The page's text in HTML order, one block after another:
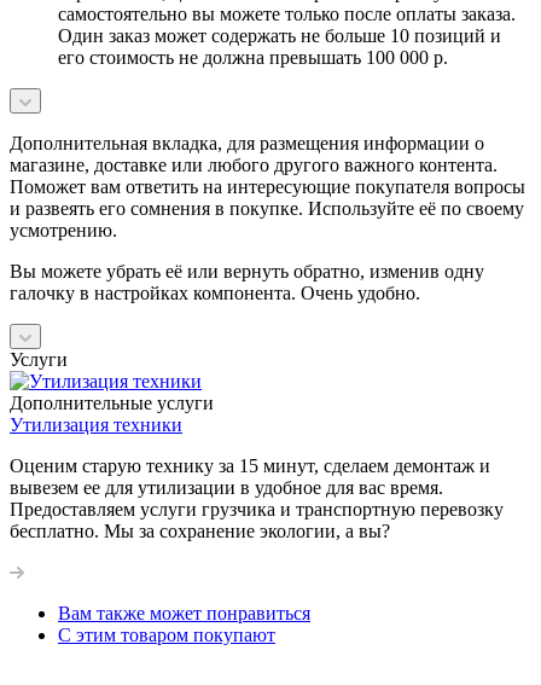
самостоятельно вы можете только после оплаты заказа.
Один заказ может содержать не больше 10 позиций и
его стоимость не должна превышать 100 000 р.
Дополнительная вкладка, для размещения информации о
магазине, доставке или любого другого важного контента.
Поможет вам ответить на интересующие покупателя вопросы
и развеять его сомнения в покупке. Используйте её по своему
усмотрению.
Вы можете убрать её или вернуть обратно, изменив одну
галочку в настройках компонента. Очень удобно.
Услуги
Дополнительные услуги
Утилизация техники
Оценим старую технику за 15 минут, сделаем демонтаж и
вывезем ее для утилизации в удобное для вас время.
Предоставляем услуги грузчика и транспортную перевозку
бесплатно. Мы за сохранение экологии, а вы?
Вам также может понравиться
С этим товаром покупают